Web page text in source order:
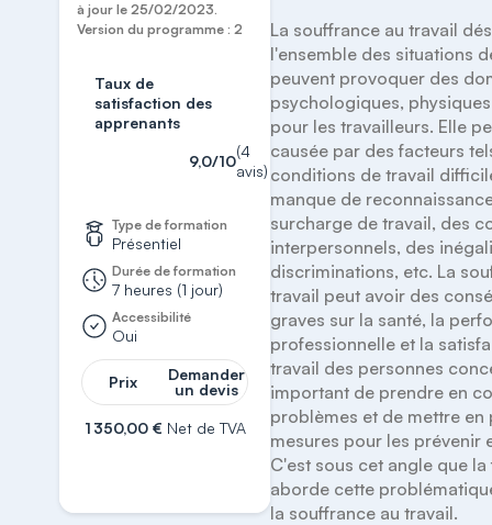
à jour le 25/02/2023.
Version du programme : 2
Taux de
satisfaction des
apprenants
9,0/10
(4
avis)
Type de formation
Présentiel
Durée de formation
7 heures (1 jour)
Accessibilité
Oui
Prix
Demander
un devis
1 350,00 € Net de TVA
La souffrance au travail
l'ensemble des situations
peuvent provoquer des
psychologiques,
pour les travailleurs. Elle
causée par des facteurs
conditions de travail
manque de
surcharge de travail, des
interpersonnels, des
discriminations, etc. La
travail peut avoir des
graves sur la santé, la
professionnelle et la
travail des personnes
important de prendre en
problèmes et de mettre en
mesures pour les prévenir
C'est sous cet angle que
aborde cette
la souffrance au travail.